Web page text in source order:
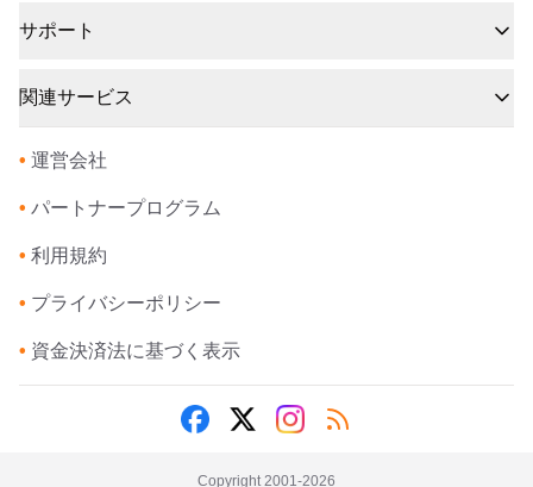
サポート
関連サービス
• 運営会社
• パートナープログラム
• 利用規約
• プライバシーポリシー
• 資金決済法に基づく表示
Copyright 2001-2026